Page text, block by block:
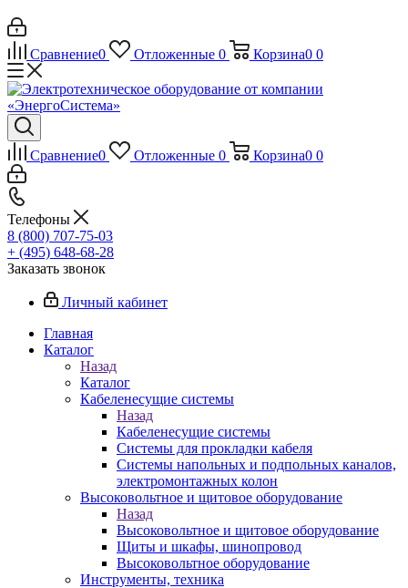
Сравнение0 Отложенные 0 Корзина0 0
Сравнение0 Отложенные 0 Корзина0 0
Телефоны
8 (800) 707-75-03
+ (495) 648-68-28
Заказать звонок
Личный кабинет
Главная
Каталог
Назад
Каталог
Кабеленесущие системы
Назад
Кабеленесущие системы
Системы для прокладки кабеля
Системы напольных и подпольных каналов,
электромонтажных колон
Высоковольтное и щитовое оборудование
Назад
Высоковольтное и щитовое оборудование
Щиты и шкафы, шинопровод
Высоковольтное оборудование
Инструменты, техника